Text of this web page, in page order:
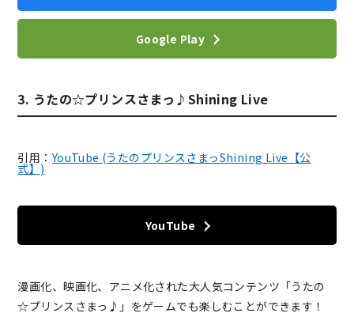
Google Play
3. うたの☆プリンスさまっ♪Shining Live
引用：YouTube (うたのプリンスさまっShining Live【公
式】)
YouTube
漫画化、映画化、アニメ化された大人気コンテンツ「うたの
☆プリンスさまっ♪」をゲームでも楽しむことができます！